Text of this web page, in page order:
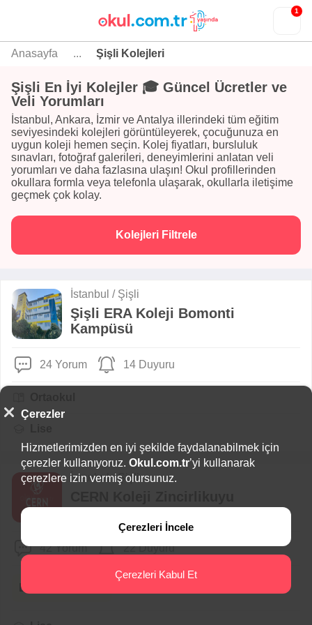
1
Anasayfa ... Şişli Kolejleri
Şişli En İyi Kolejler 🎓 Güncel Ücretler ve
Veli Yorumları
İstanbul, Ankara, İzmir ve Antalya illerindeki tüm eğitim
seviyesindeki kolejleri görüntüleyerek, çocuğunuza en
uygun koleji hemen seçin. Kolej fiyatları, bursluluk
sınavları, fotoğraf galerileri, deneyimlerini anlatan veli
yorumları ve daha fazlasına ulaşın! Okul profillerinden
okullara formla veya telefonla ulaşarak, okullarla iletişime
geçmek çok kolay.
Kolejleri Filtrele
İstanbul / Şişli
Şişli ERA Koleji Bomonti
Kampüsü
24 Yorum 14 Duyuru
İstanbul / Şişli
Kampüsü
42 Yorum 22 Duyuru
Bursluluk Sınavı
Çerezler
Hizmetlerimizden en iyi şekilde faydalanabilmek için
çerezler kullanıyoruz. Okul.com.tr’yi kullanarak
çerezlere izin vermiş olursunuz.
Çerezleri İncele
Çerezleri Kabul Et